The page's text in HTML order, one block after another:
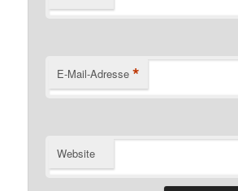
E-Mail-Adresse *
Website